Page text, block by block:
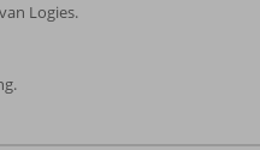
Logies.